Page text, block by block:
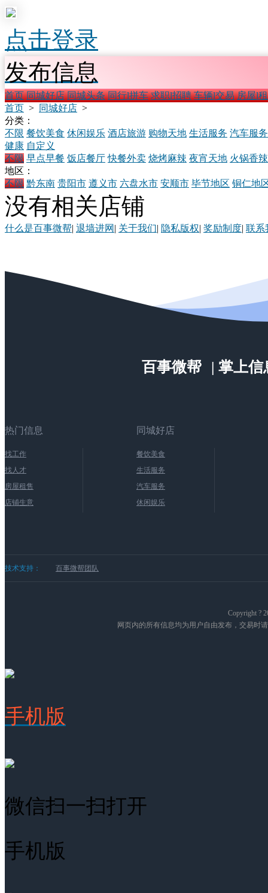
点击登录
发布信息
首页 同城好店 同城头条 同行l拼车 求职l招聘 车辆l交易 房屋l
首页 > 同城好店 >
分类：
不限 餐饮美食 休闲娱乐 酒店旅游 购物天地 生活服务 汽车服务
健康 自定义
不限 早点早餐 饭店餐厅 快餐外卖 烧烤麻辣 夜宵天地 火锅香辣
地区：
不限 黔东南 贵阳市 遵义市 六盘水市 安顺市 毕节地区 铜仁地
没有相关店铺
什么是百事微帮| 退墙进网 | 关于我们| 隐私版权| 奖励制度| 联系
百事微帮 | 掌上
热门信息
找工作
找人才
房屋租售
店铺生意
同城好店
餐饮美食
生活服务
汽车服务
休闲娱乐
技术支持： 百事微帮团队
Copyright ?
网页内的所有信息均为用户自由发布，交易时
手机版
微信扫一扫打开
手机版